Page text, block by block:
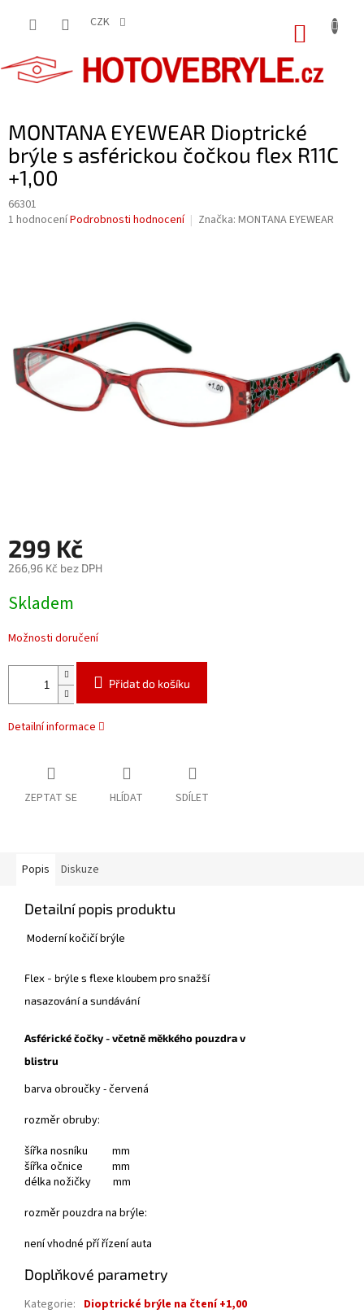
CZK
MONTANA EYEWEAR Dioptrické
brýle s asférickou čočkou flex R11C
+1,00
66301
Průměrné
1 hodnoceníPodrobnosti hodnocení Značka: MONTANA EYEWEAR
299 Kč
266,96 Kč bez DPH
cena:
Skladem
Možnosti doručení
Přidat do košíku
Detailní informace
ZEPTAT SE HLÍDAT SDÍLET
Popis Diskuze
Detailní popis produktu
Moderní kočičí brýle
Flex - brýle s flexe kloubem pro snažší
nasazování a sundávání
Asférické čočky - včetně měkkého pouzdra v
blistru
barva obroučky -červená
rozměr obruby:
šířka nosníku mm
šířka očnice mm
délka nožičky mm
rozměr pouzdra na brýle:
není vhodné pří řízení auta
Doplňkové parametry
Kategorie: Dioptrické brýle na čtení +1,00